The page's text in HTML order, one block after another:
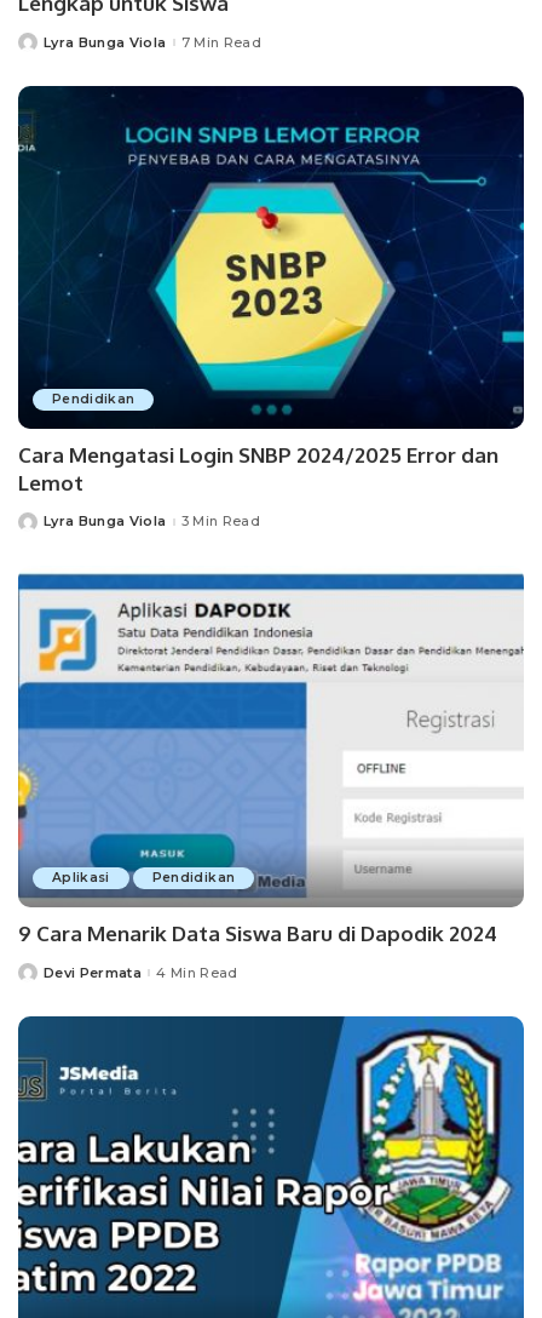
PostedLyra Bunga Viola 7 Min Read
Pendidikan
Cara Mengatasi Login SNBP 2024/2025 Error dan
Lemot
PostedLyra Bunga Viola 3 Min Read
Aplikasi Pendidikan
9 Cara Menarik Data Siswa Baru di Dapodik 2024
PostedDevi Permata 4 Min Read